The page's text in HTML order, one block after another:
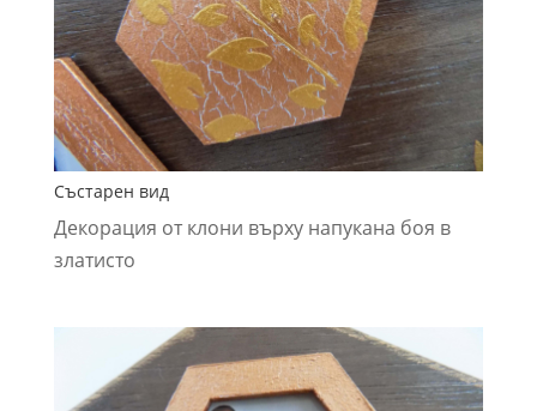
Състарен вид
Декорация от клони върху напукана боя в
златисто